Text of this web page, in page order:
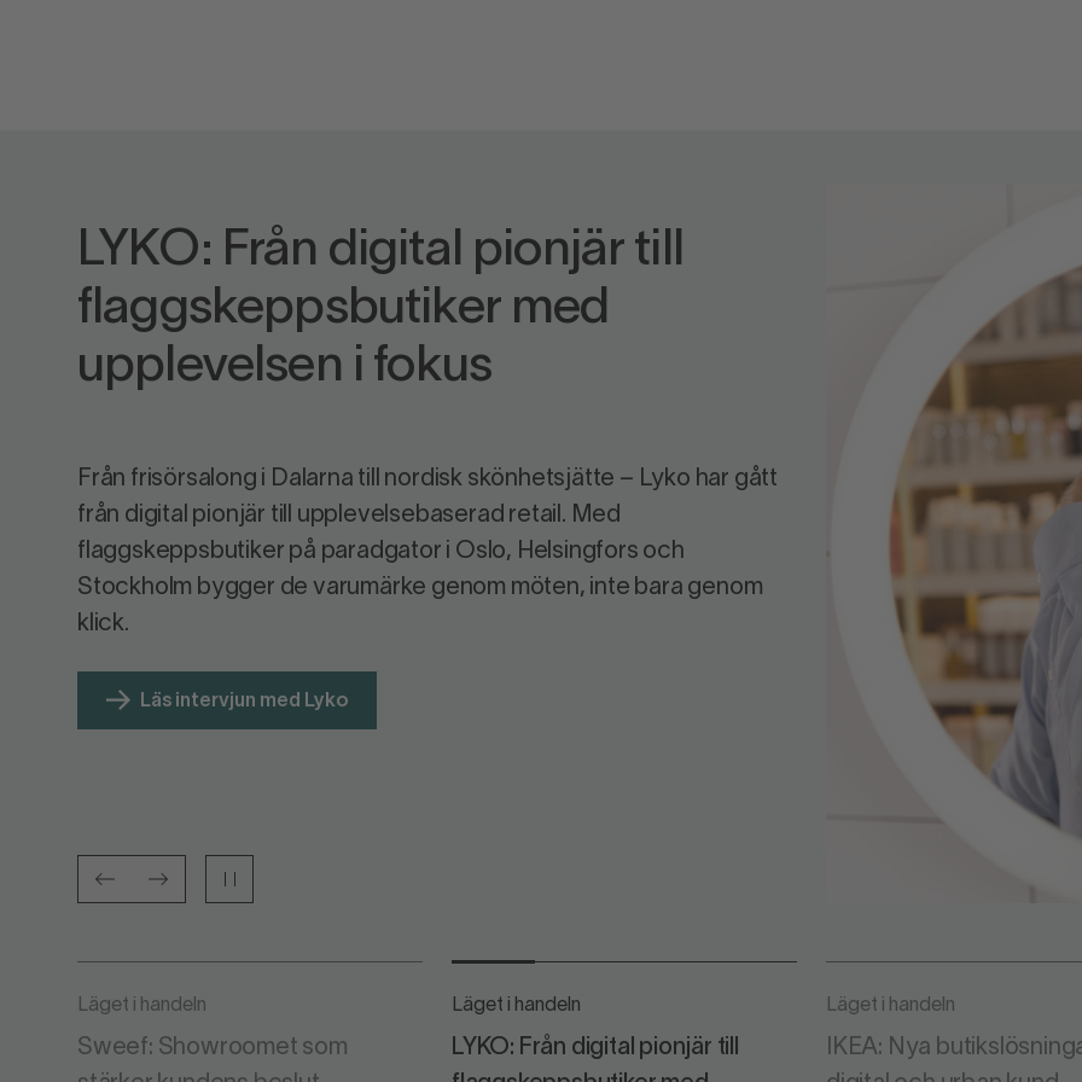
LYKO: Från digital pionjär till
flaggskeppsbutiker med
upplevelsen i fokus
Från frisörsalong i Dalarna till nordisk skönhetsjätte – Lyko har gått
från digital pionjär till upplevelsebaserad retail. Med
flaggskeppsbutiker på paradgator i Oslo, Helsingfors och
Stockholm bygger de varumärke genom möten, inte bara genom
Läs intervjun med Lyko
Läget i handeln
Sweef: Showroomet som
Läget i handeln
LYKO: Från digital pionjär till
Läget i handeln
IKEA: Nya